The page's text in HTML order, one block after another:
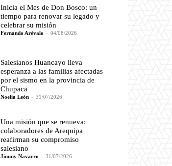
Inicia el Mes de Don Bosco: un
tiempo para renovar su legado y
celebrar su misión
Fernando Arévalo - 04/08/2026
Salesianos Huancayo lleva
esperanza a las familias afectadas
por el sismo en la provincia de
Chupaca
Noelia León - 31/07/2026
Una misión que se renueva:
colaboradores de Arequipa
reafirman su compromiso
salesiano
Jimmy Navarro - 31/07/2026